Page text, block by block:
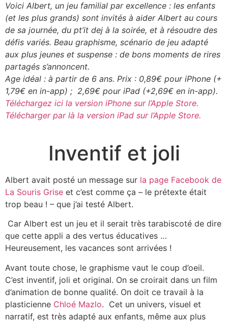
Voici Albert, un jeu familial par excellence : les enfants
(et les plus grands) sont invités à aider Albert au cours
de sa journée, du pt’it dej à la soirée, et à résoudre des
défis variés. Beau graphisme, scénario de jeu adapté
aux plus jeunes et suspense : de bons moments de rires
partagés s’annoncent.
Age idéal : à partir de 6 ans. Prix : 0,89€ pour iPhone (+
1,79€ en in-app) ; 2,69€ pour iPad (+2,69€ en in-app).
Téléchargez ici la version iPhone sur l’Apple Store.
Télécharger par là la version iPad sur l’Apple Store.
Inventif et joli
Albert avait posté un message sur la page Facebook de
La Souris Grise et c’est comme ça – le prétexte était
trop beau ! – que j’ai testé Albert.
Car Albert est un jeu et il serait très tarabiscoté de dire
que cette appli a des vertus éducatives …
Heureusement, les vacances sont arrivées !
Avant toute chose, le graphisme vaut le coup d’oeil.
C’est inventif, joli et original. On se croirait dans un film
d’animation de bonne qualité. On doit ce travail à la
plasticienne Chloé Mazlo. Cet un univers, visuel et
narratif, est très adapté aux enfants, même aux plus